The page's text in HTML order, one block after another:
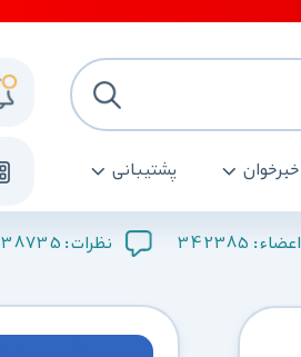
خبرخوان پشتیبانی
اعضاء : 342385 نظرات : 38735